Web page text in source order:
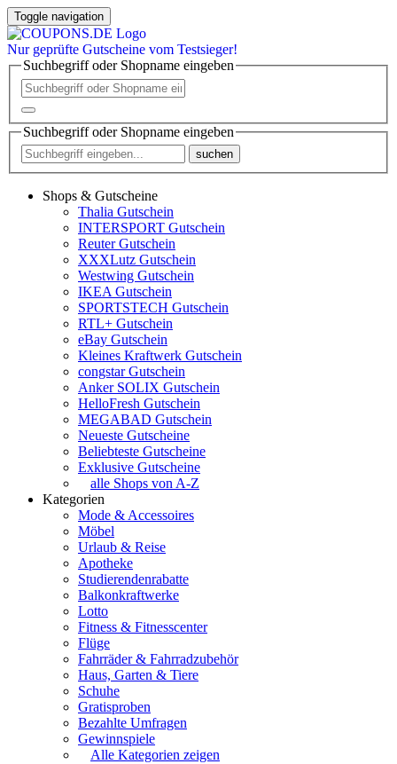
Toggle navigation
Nur geprüfte Gutscheine vom Testsieger!
Suchbegriff oder Shopname eingeben
Suchbegriff oder Shopname eingeben
suchen
Shops & Gutscheine
Thalia Gutschein
INTERSPORT Gutschein
Reuter Gutschein
XXXLutz Gutschein
Westwing Gutschein
IKEA Gutschein
SPORTSTECH Gutschein
RTL+ Gutschein
eBay Gutschein
Kleines Kraftwerk Gutschein
congstar Gutschein
Anker SOLIX Gutschein
HelloFresh Gutschein
MEGABAD Gutschein
Neueste Gutscheine
Beliebteste Gutscheine
Exklusive Gutscheine
alle Shops von A-Z
Kategorien
Mode & Accessoires
Möbel
Urlaub & Reise
Apotheke
Studierendenrabatte
Balkonkraftwerke
Lotto
Fitness & Fitnesscenter
Flüge
Fahrräder & Fahrradzubehör
Haus, Garten & Tiere
Schuhe
Gratisproben
Bezahlte Umfragen
Gewinnspiele
Alle Kategorien zeigen